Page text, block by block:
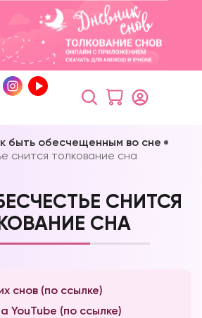
быть обесчещенным во сне
снится толкование сна
СНИТСЯ
СНА
снов (по ссылке)
YouTube (по ссылке)